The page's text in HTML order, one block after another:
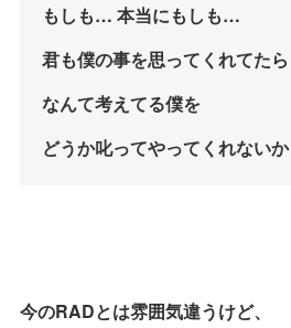
もしも… 本当にもしも…
君も僕の事を思ってくれてたら
なんて考えてる僕を
どうか叱ってやってくれないか
今のRADとは雰囲気違うけど、